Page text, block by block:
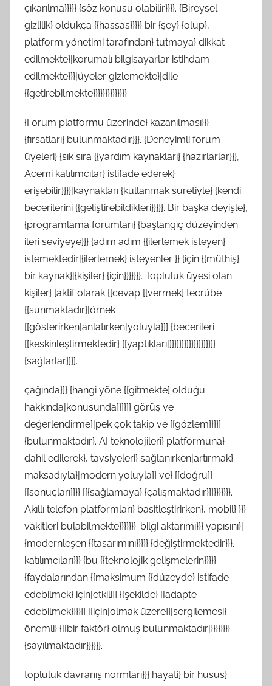
çıkarılma}}}}} {söz konusu olabilir}}}}. {Bireysel
gizlilik} oldukça {{hassas}}}}} bir {şey} {olup},
platform yönetimi tarafından} tutmaya} dikkat
edilmekte}|korumalı bilgisayarlar istihdam
edilmekte}}}|üyeler gizlemekte}|dile
{{getirebilmekte}}}}}}}}}}}}}}.
{Forum platformu üzerinde} kazanılması}}}
{fırsatları} bulunmaktadır}}}. {Deneyimli forum
üyeleri} {sık sıra {{yardım kaynakları} {hazırlarlar}}},
Acemi katılımcılar} istifade ederek}
erişebilir}}}}|kaynakları {kullanmak suretiyle} {kendi
becerilerini {{geliştirebildikleri}}}}}. Bir başka deyişle},
{programlama forumları} {başlangıç düzeyinden
ileri seviyeye}}} {adım adım {{ilerlemek isteyen}
istemektedir|{ilerlemek} isteyenler }} {için {{müthiş}
bir kaynak}|{kişiler} {için}}}}}}}. Topluluk üyesi olan
kişiler} {aktif olarak {{cevap [[vermek} tecrübe
{{sunmaktadır}|örnek
[[gösterirken|anlatırken|yoluyla}]] {becerileri
[[keskinleştirmektedir} [[yaptıkları|}}}}}}}}}}}}}}}}}}}
{sağlarlar}}}}.
çağında}}} {hangi yöne {{gitmekte} olduğu
hakkında|konusunda}}}}}} görüş ve
değerlendirme}|pek çok takip ve {{gözlem}}}}}
{bulunmaktadır}. AI teknolojileri} platformuna}
dahil edilerek}, tavsiyeleri} sağlanırken|artırmak}
maksadıyla}|modern yoluyla]] ve} [[doğru]]
[[sonuçları]]}} [[{sağlamaya} {çalışmaktadır}]]}}}}}}}.
Akıllı telefon platformları} basitleştirirken}, mobil} }}}
vakitleri bulabilmekte}}}}}}}. bilgi aktarımı}}} yapısını}|
{modernleşen {{tasarımını}}}}} {değiştirmektedir}}}.
katılımcıları}}} {bu {{teknolojik gelişmelerin}}}}}
{faydalarından {{maksimum {{düzeyde} istifade
edebilmek} için|etkili]] {{şekilde} [[adapte
edebilmek}}}}]] [[için|olmak üzere]]|sergilemesi}
önemli} {[[bir faktör} olmuş bulunmaktadır|}}}}}}}}
{sayılmaktadır}}}}}}.
topluluk davranış normları}}} hayati} bir husus}